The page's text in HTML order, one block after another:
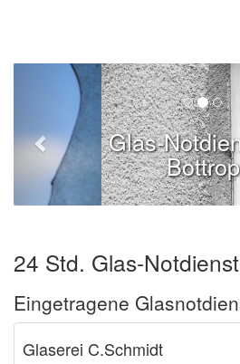
Glas-
Bottrop
24 Std. Glas-
Eingetragene
Glaserei C.Schmidt